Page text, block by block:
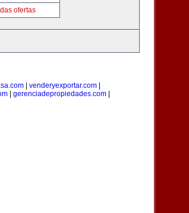
ofertas
venderyexportar.com
| gerenciadepropiedades.com|